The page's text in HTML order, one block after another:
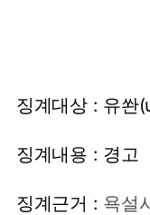
징계대상 : 유쏸
징계내용 : 경고
징계근거 : 욕설